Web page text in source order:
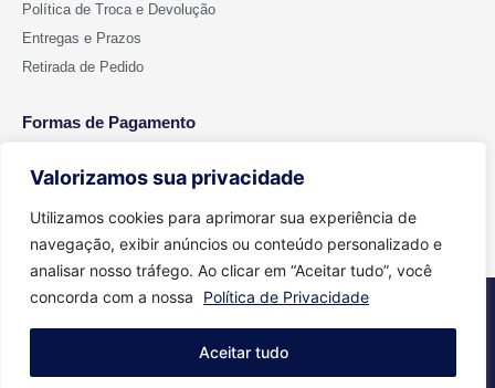
Valorizamos sua privacidade
Utilizamos cookies para aprimorar sua experiência de
navegação, exibir anúncios ou conteúdo personalizado e
analisar nosso tráfego. Ao clicar em “Aceitar tudo”, você
concorda com a nossa
Política de Privacidade
Aceitar tudo
Política de Troca e Devolução
Entregas e Prazos
Retirada de Pedido
Formas de Pagamento
2026 © Todos os direitos reservados - Cut Color | CNPJ 15.699.612/0001-
Feito com Agência Aritimos